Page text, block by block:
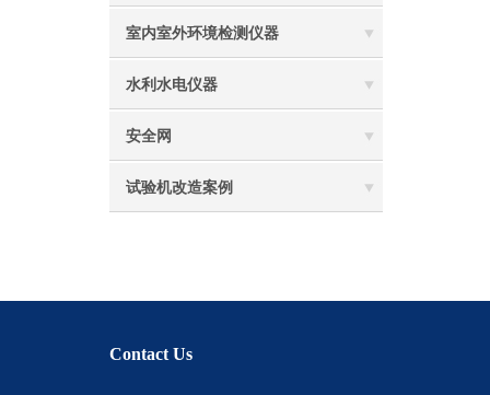
室内室外环境检测仪器
水利水电仪器
安全网
试验机改造案例
Contact Us